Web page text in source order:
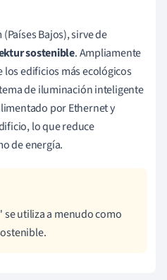
Bajos), sirve de
sostenible. Ampliamente
edificios más ecológicos
de iluminación inteligente
por Ethernet y
lo que reduce
de energía.
utiliza a menudo como